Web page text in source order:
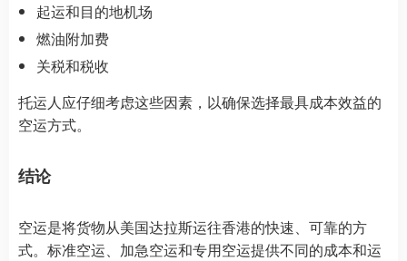
起运和目的地机场
燃油附加费
关税和税收
托运人应仔细考虑这些因素，以确保选择最具成本效益的
空运方式。
结论
空运是将货物从美国达拉斯运往香港的快速、可靠的方
式。标准空运、加急空运和专用空运提供不同的成本和运